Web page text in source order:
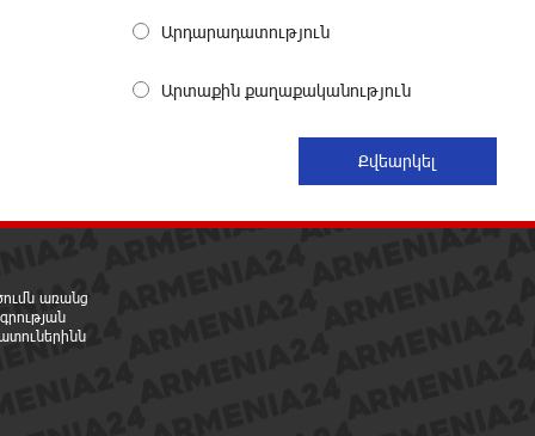
Երևանի Կենտրոնում փոշու
պարունակությունը գրեթե
15 ժամ առաջ
Արդարադատություն
Արտաքին քաղաքականություն
առանց